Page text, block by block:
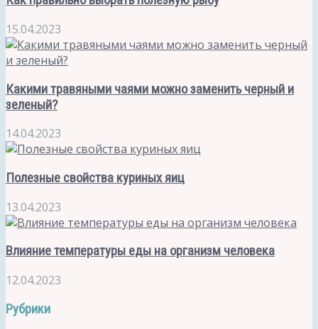
15.04.2023
Какими травяными чаями можно заменить черный и
зеленый?
14.04.2023
Полезные свойства куриных яиц
13.04.2023
Влияние температуры еды на организм человека
12.04.2023
Рубрики